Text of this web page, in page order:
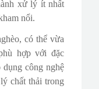
xử lý ít nhất
nổi.
có thể vừa
hợp với đặc
công nghệ
chất thải trong